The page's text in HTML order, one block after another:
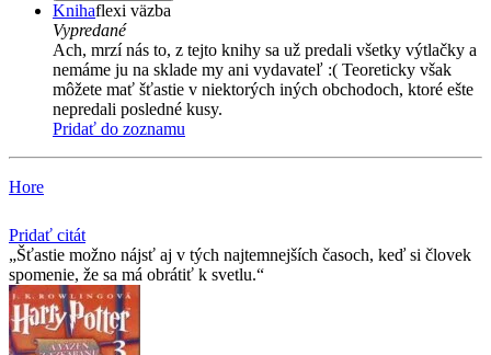
Knihaflexi väzba
Vypredané
Ach, mrzí nás to, z tejto knihy sa už predali všetky výtlačky a
nemáme ju na sklade my ani vydavateľ :( Teoreticky však
môžete mať šťastie v niektorých iných obchodoch, ktoré ešte
nepredali posledné kusy.
Pridať do zoznamu
Hore
Pridať citát
Šťastie možno nájsť aj v tých najtemnejších časoch, keď si človek
spomenie, že sa má obrátiť k svetlu.